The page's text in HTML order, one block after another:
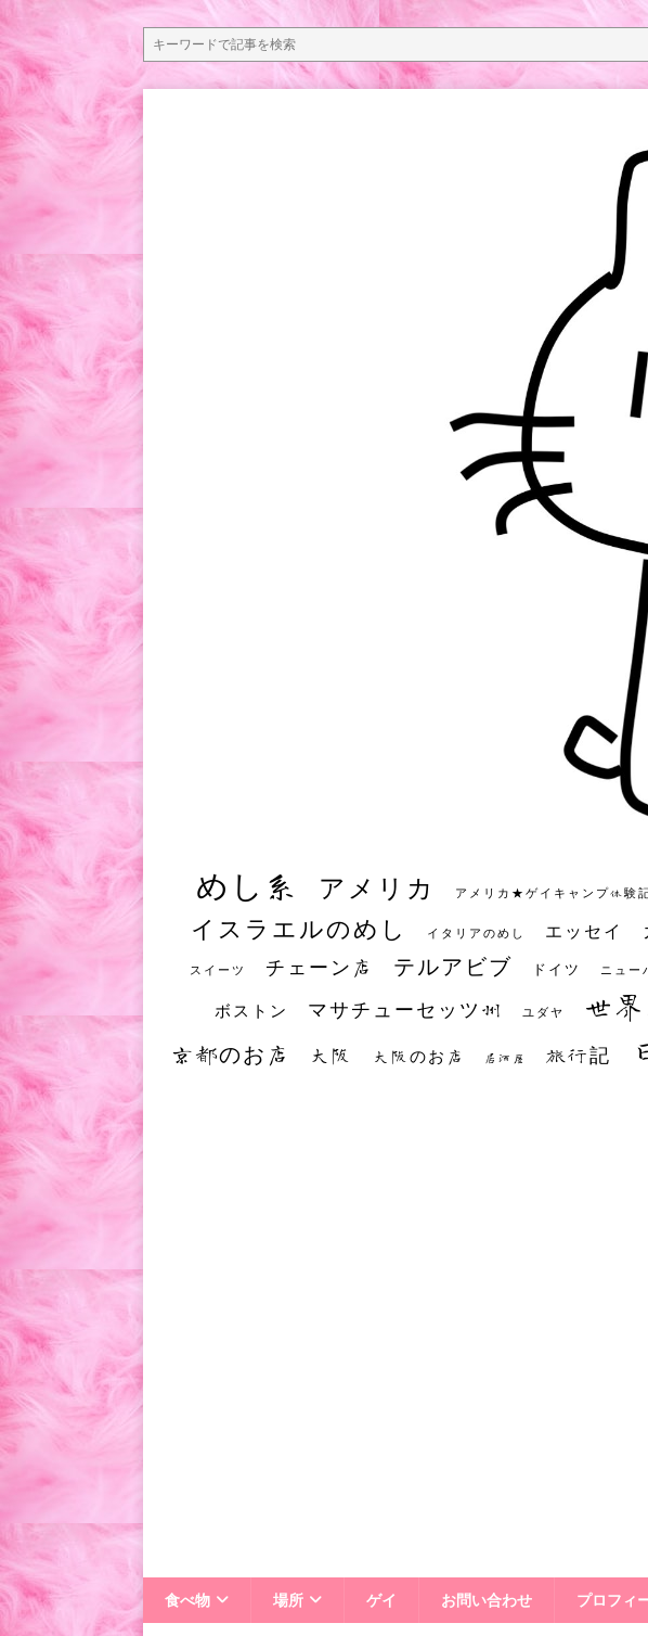
めし系 アメリカ アメリカ★ゲイキャンプ体験
イスラエルのめし イタリアのめし エッセイ
スイーツ チェーン店 テルアビブ ドイツ ニュー
ボストン マサチューセッツ州 ユダヤ 世
京都のお店 大阪 大阪のお店 居酒屋 旅行記
食べ物 場所 ゲイ お問い合わせ プロフィ